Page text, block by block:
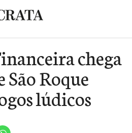
chega
São Roque
lúdicos